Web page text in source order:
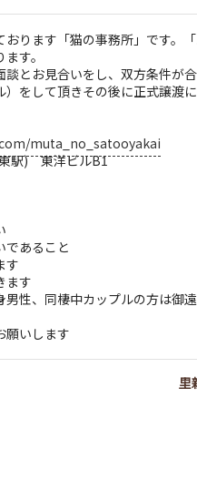
ります「猫の事務所」です。
す。
談とお見合いをし、双方条件が
をして頂きその後に正式譲渡に
muta_no_satooyakai
駅) 東洋ビルB1
あること
す
ます
性、同棲中カップルの方は御
願いします
里